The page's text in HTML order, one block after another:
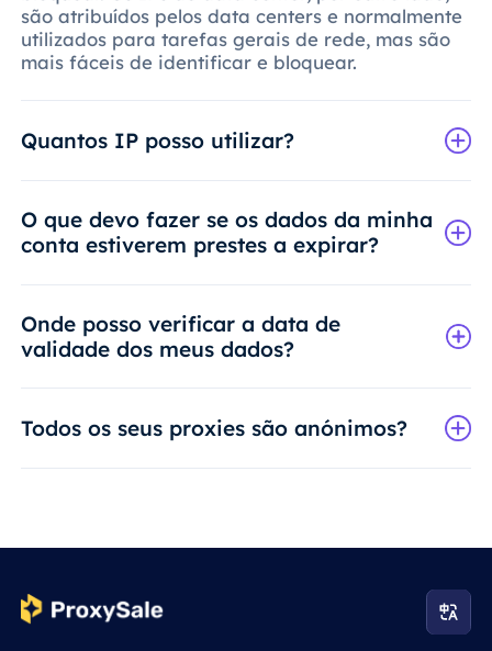
são atribuídos pelos data centers e normalmente
utilizados para tarefas gerais de rede, mas são
mais fáceis de identificar e bloquear.
Quantos IP posso utilizar?
O que devo fazer se os dados da minha
conta estiverem prestes a expirar?
Onde posso verificar a data de
validade dos meus dados?
Todos os seus proxies são anónimos?